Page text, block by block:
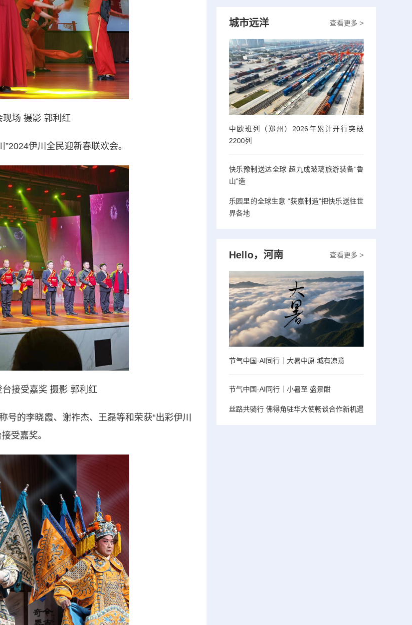
场 摄影 郭利红
伊川全民迎新春联欢会。
台接受嘉奖 摄影 郭利红
的李晓霞、谢祚杰、王磊等和荣获“出彩伊川
受嘉奖。
查看更多 >
城市远洋
中欧班列（郑州）2026年累计开行突破
2200列
快乐豫制送达全球 超九成玻璃旅游装备“鲁
山”造
乐园里的全球生意 “获嘉制造”把快乐送往世
界各地
查看更多 >
Hello，河南
节气中国·AI同行｜大暑中原 城有凉意
节气中国·AI同行｜小暑至 盛景酣
丝路共骑行 佛得角驻华大使畅谈合作新机遇